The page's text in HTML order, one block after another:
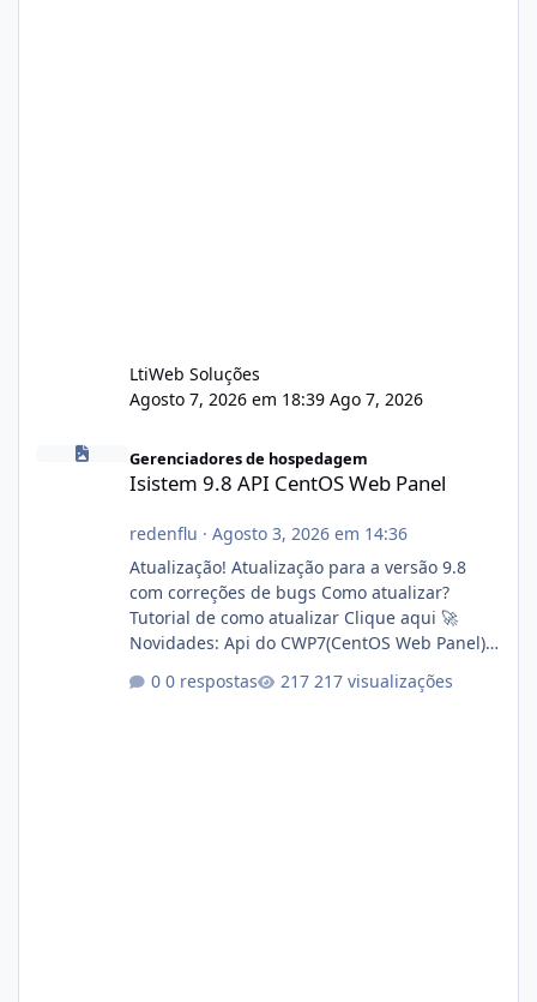
LtiWeb Soluções
Agosto 7, 2026 em 18:39 Ago 7, 2026
Isistem 9.8 API CentOS Web Panel
Gerenciadores de hospedagem
Isistem 9.8 API CentOS Web Panel
redenflu · Agosto 3, 2026 em 14:36
Atualização! Atualização para a versão 9.8
com correções de bugs Como atualizar?
Tutorial de como atualizar Clique aqui 🚀
Novidades: Api do CWP7(CentOS Web Panel)
autorizado a usasr o isistem:
0 respostas 217 visualizações